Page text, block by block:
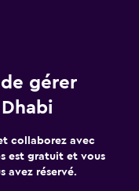
gérer
collaborez avec
est gratuit et vous
avez réservé.